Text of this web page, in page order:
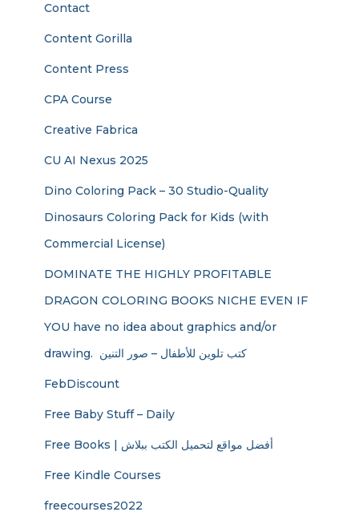
Contact
Content Gorilla
Content Press
CPA Course
Creative Fabrica
CU AI Nexus 2025
Dino Coloring Pack – 30 Studio-Quality
Dinosaurs Coloring Pack for Kids (with
Commercial License)
DOMINATE THE HIGHLY PROFITABLE
DRAGON COLORING BOOKS NICHE EVEN IF
YOU have no idea about graphics and/or
drawing. ​ كتب تلوين للأطفال – صور التنين
FebDiscount
Free Baby Stuff – Daily
Free Books | أفضل مواقع لتحميل الكتب ببلاش
Free Kindle Courses
freecourses2022